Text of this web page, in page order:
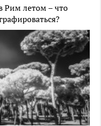
Рим летом – что